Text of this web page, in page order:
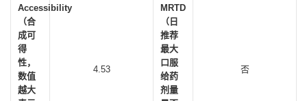
Accessibility
（合
成可
得
性，
数值
越大
4.53
MRTD
（日
推荐
最大
口服
给药
剂量
否